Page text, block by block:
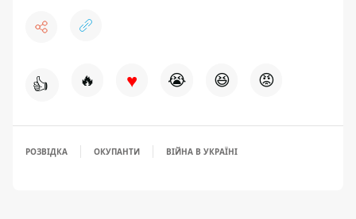
👍 🔥 ♥ 😭 😆 😡
РОЗВІДКА ОКУПАНТИ ВІЙНА В УКРАЇНІ